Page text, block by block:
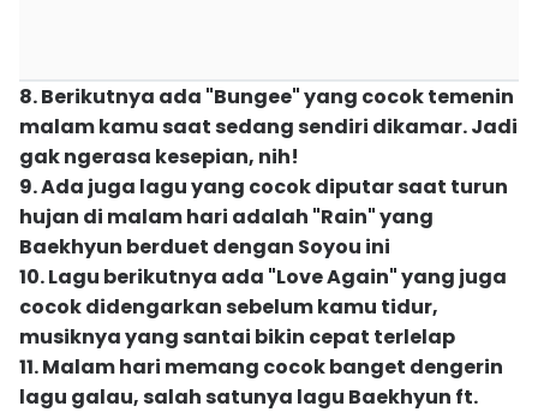
8. Berikutnya ada "Bungee" yang cocok temenin
malam kamu saat sedang sendiri dikamar. Jadi
gak ngerasa kesepian, nih!
9. Ada juga lagu yang cocok diputar saat turun
hujan di malam hari adalah "Rain" yang
Baekhyun berduet dengan Soyou ini
10. Lagu berikutnya ada "Love Again" yang juga
cocok didengarkan sebelum kamu tidur,
musiknya yang santai bikin cepat terlelap
11. Malam hari memang cocok banget dengerin
lagu galau, salah satunya lagu Baekhyun ft.